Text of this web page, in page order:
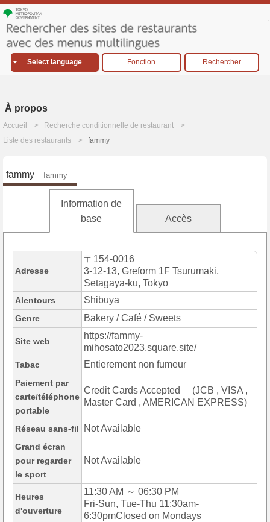
Select language Fonction Rechercher
À propos
Accueil
Recherche conditionnelle de restaurant
Liste des restaurants
fammy
fammy fammy
Information de
base
Accès
Adresse
〒154-0016
3-12-13, Greform 1F Tsurumaki,
Setagaya-ku, Tokyo
Alentours Shibuya
Genre Bakery / Café / Sweets
Site web
https://fammy-
mihosato2023.square.site/
Tabac Entierement non fumeur
Paiement par
carte/téléphone
portable
Credit Cards Accepted (JCB , VISA ,
Master Card , AMERICAN EXPRESS)
Réseau sans-fil Not Available
Grand écran
pour regarder
le sport
Not Available
Heures
d'ouverture
11:30 AM ～ 06:30 PM
Fri-Sun, Tue-Thu 11:30am-
6:30pmClosed on Mondays